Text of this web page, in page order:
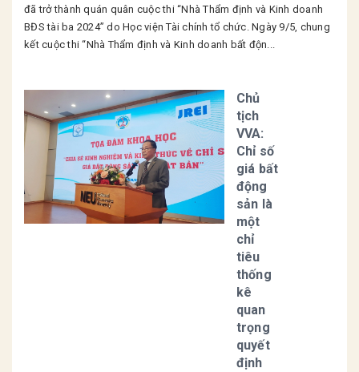
đã trở thành quán quân cuộc thi “Nhà Thẩm định và Kinh doanh
BĐS tài ba 2024” do Học viện Tài chính tổ chức. Ngày 9/5, chung
kết cuộc thi “Nhà Thẩm định và Kinh doanh bất độn...
Chủ
tịch
VVA:
Chỉ số
giá bất
động
sản là
một
chỉ
tiêu
thống
kê
quan
trọng
quyết
định